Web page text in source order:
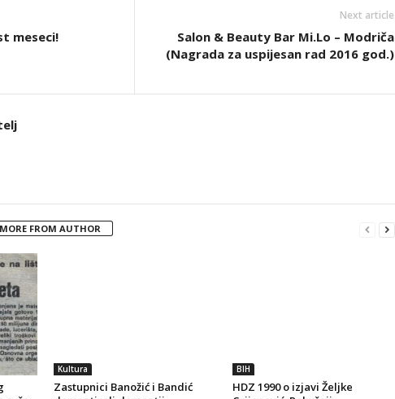
meseci!
Next article
Salon & Beauty Bar Mi.Lo – Modriča
(Nagrada za uspijesan rad 2016 god.)
MORE FROM AUTHOR
Kultura
Zastupnici Banožić i Bandić
BIH
HDZ 1990 o izjavi Željke